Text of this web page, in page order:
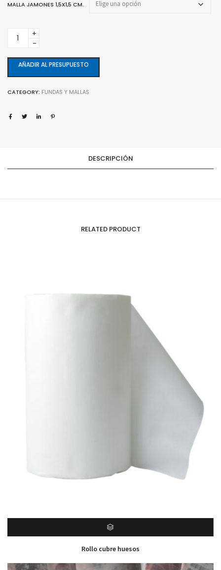
MALLA JAMONES 1,5X1,5 CM.
Malla
para
rombo
1,5
1,5
quantity
AÑADIR AL PRESUPUESTO
CATEGORY: FUNDAS Y MALLAS
DESCRIPCIÓN
RELATED PRODUCT
Rollo cubre huesos